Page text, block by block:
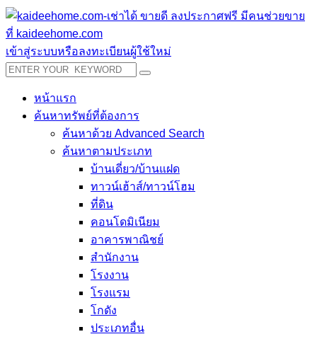
เข้าสู่ระบบหรือลงทะเบียนผู้ใช้ใหม่
หน้าแรก
ค้นหาทรัพย์ที่ต้องการ
ค้นหาด้วย Advanced Search
ค้นหาตามประเภท
บ้านเดี่ยว/บ้านแฝด
ทาวน์เฮ้าส์/ทาวน์โฮม
ที่ดิน
คอนโดมิเนียม
อาคารพาณิชย์
สำนักงาน
โรงงาน
โรงแรม
โกดัง
ประเภทอื่น